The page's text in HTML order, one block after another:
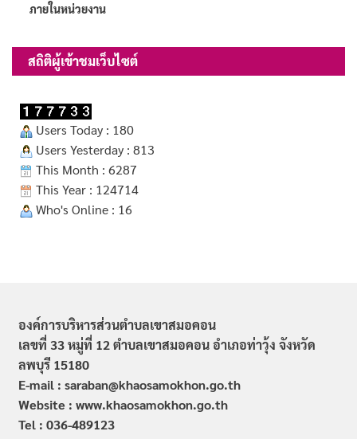
ภายในหน่วยงาน
สถิติผู้เข้าชมเว็บไซต์
Users Today : 180
Users Yesterday : 813
This Month : 6287
This Year : 124714
Who's Online : 16
องค์การบริหารส่วนตำบลเขาสมอคอน
เลขที่ 33 หมู่ที่ 12 ตำบลเขาสมอคอน อำเภอท่าวุ้ง จังหวัด
ลพบุรี 15180
E-mail : saraban@khaosamokhon.go.th
Website : www.khaosamokhon.go.th
Tel : 036-489123